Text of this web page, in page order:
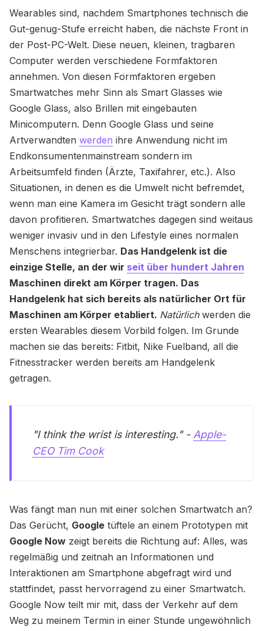
Wearables sind, nachdem Smartphones technisch die
Gut-genug-Stufe erreicht haben, die nächste Front in
der Post-PC-Welt. Diese neuen, kleinen, tragbaren
Computer werden verschiedene Formfaktoren
annehmen. Von diesen Formfaktoren ergeben
Smartwatches mehr Sinn als Smart Glasses wie
Google Glass, also Brillen mit eingebauten
Minicomputern. Denn Google Glass und seine
Artverwandten werden ihre Anwendung nicht im
Endkonsumentenmainstream sondern im
Arbeitsumfeld finden (Ärzte, Taxifahrer, etc.). Also
Situationen, in denen es die Umwelt nicht befremdet,
wenn man eine Kamera im Gesicht trägt sondern alle
davon profitieren. Smartwatches dagegen sind weitaus
weniger invasiv und in den Lifestyle eines normalen
Menschens integrierbar. Das Handgelenk ist die
einzige Stelle, an der wir seit über hundert Jahren
Maschinen direkt am Körper tragen. Das
Handgelenk hat sich bereits als natürlicher Ort für
Maschinen am Körper etabliert. Natürlich werden die
ersten Wearables diesem Vorbild folgen. Im Grunde
machen sie das bereits: Fitbit, Nike Fuelband, all die
Fitnesstracker werden bereits am Handgelenk
getragen.
"I think the wrist is interesting." -Apple-
CEO Tim Cook
Was fängt man nun mit einer solchen Smartwatch an?
Das Gerücht, Google tüftele an einem Prototypen mit
Google Now zeigt bereits die Richtung auf: Alles, was
regelmäßig und zeitnah an Informationen und
Interaktionen am Smartphone abgefragt wird und
stattfindet, passt hervorragend zu einer Smartwatch.
Google Now teilt mir mit, dass der Verkehr auf dem
Weg zu meinem Termin in einer Stunde ungewöhnlich